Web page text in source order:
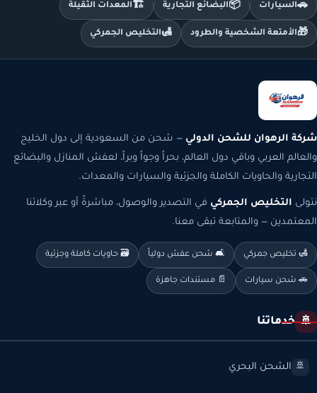
🚗السيارات 📦البضائع التجارية 🏗️ المعدات الثقيلة
🎁الأمتعة الشخصية والطرود 🛃التخليص الجمركي
شركة الرهوان للشحن الدولي — شحن من السعودية إلى دول الخليج
والعالم العربي وباقي دول العالم، بحراً وجواً وبراً، لعفش المنازل والبضائع
التجارية والحاويات الكاملة والجزئية والسيارات والمعدات.
نتولى التخليص الجمركي في التصدير والوصول، مباشرةً أو عبر وكلائنا
المعتمدين — والمتابعة تبقى معنا.
🛃 تخليص جمركي 🛋️ شحن عفش دولياً 🗃️ حاويات كاملة وجزئية
🚗 شحن سيارات 📄 مستندات جاهزة
🚢 خدماتنا
🚢 الشحن البحري